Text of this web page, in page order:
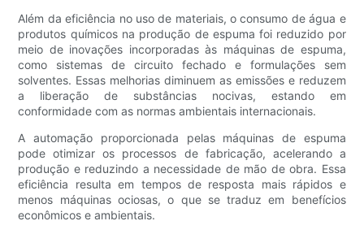
Além da eficiência no uso de materiais, o consumo de água e
produtos químicos na produção de espuma foi reduzido por
meio de inovações incorporadas às máquinas de espuma,
como sistemas de circuito fechado e formulações sem
solventes. Essas melhorias diminuem as emissões e reduzem
a liberação de substâncias nocivas, estando em
conformidade com as normas ambientais internacionais.
A automação proporcionada pelas máquinas de espuma
pode otimizar os processos de fabricação, acelerando a
produção e reduzindo a necessidade de mão de obra. Essa
eficiência resulta em tempos de resposta mais rápidos e
menos máquinas ociosas, o que se traduz em benefícios
econômicos e ambientais.